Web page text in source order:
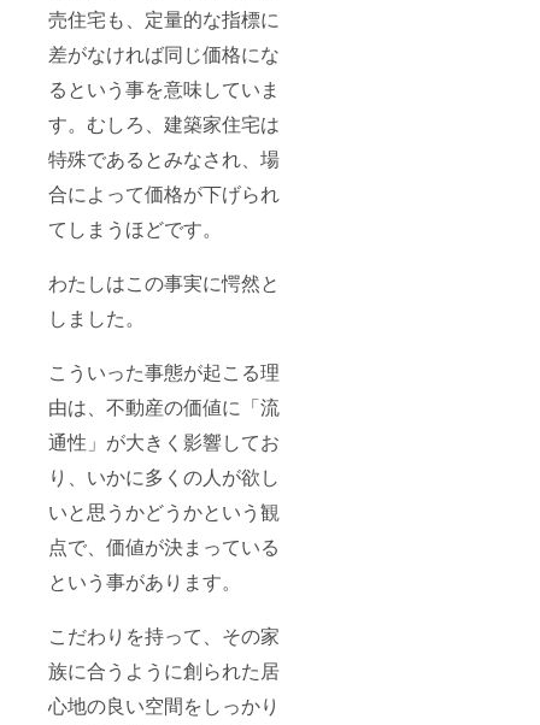
売住宅も、定量的な指標に
差がなければ同じ価格にな
るという事を意味していま
す。むしろ、建築家住宅は
特殊であるとみなされ、場
合によって価格が下げられ
てしまうほどです。
わたしはこの事実に愕然と
しました。
こういった事態が起こる理
由は、不動産の価値に「流
通性」が大きく影響してお
り、いかに多くの人が欲し
いと思うかどうかという観
点で、価値が決まっている
という事があります。
こだわりを持って、その家
族に合うように創られた居
心地の良い空間をしっかり